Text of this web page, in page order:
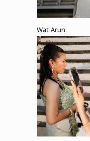
Wat Arun